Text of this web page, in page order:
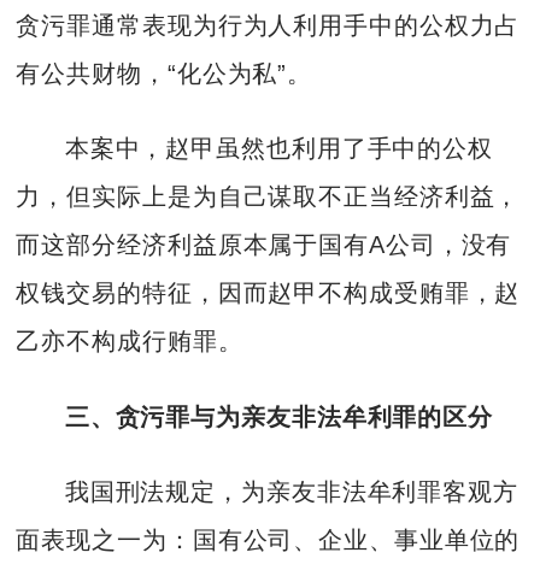
贪污罪通常表现为行为人利用手中的公权力占
有公共财物，“化公为私”。
本案中，赵甲虽然也利用了手中的公权
力，但实际上是为自己谋取不正当经济利益，
而这部分经济利益原本属于国有A公司，没有
权钱交易的特征，因而赵甲不构成受贿罪，赵
乙亦不构成行贿罪。
三、贪污罪与为亲友非法牟利罪的区分
我国刑法规定，为亲友非法牟利罪客观方
面表现之一为：国有公司、企业、事业单位的